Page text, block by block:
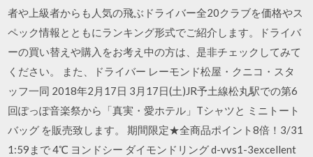
者や上級者からも人気の飛ぶドライバー全20クラブを価格やス
ペック情報とともにランキング形式でご紹介します。ドライバ
ーの買い替えや購入をお考え中の方は、是非チェックしてみて
ください。 また、ドライバー レーモンド松屋・クニコ・スタ
ッフ一同 2018年2月17日 3月17日(土)JR予土線松丸駅での第6
回ぽっぽ音楽祭から「真実・愛ホテル」Tシャツと ミニトート
バッグ を販売致します。 期間限定★全商品ポイント8倍！3/31
1:59まで 4℃ ヨンドシー ダイモンドリング d-vvs1-3excellent